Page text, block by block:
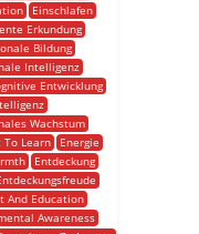
Einschlafen
Erkundung
Bildung
Intelligenz
Entwicklung
Wachstum
To Learn
Energie
Entdeckung
And Education
Awareness